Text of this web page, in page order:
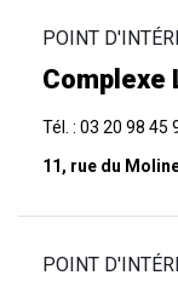
POINT
Complexe
Tél. : 03 20 98 45
11, rue du
POINT